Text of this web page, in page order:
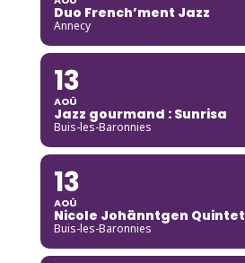
Duo French’ment Jazz
Annecy
13
AOÛ
Jazz gourmand : Sunrisa
Buis-les-Baronnies
13
AOÛ
Nicole Johänntgen Quintet
Buis-les-Baronnies